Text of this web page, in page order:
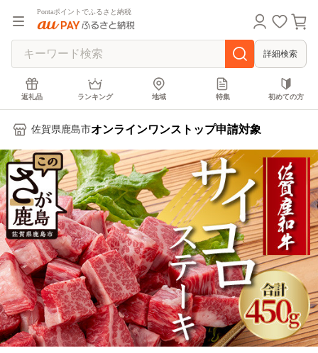
Pontaポイントでふるさと納税
詳細検索
返礼品 ランキング 地域 特集 初めての方
佐賀県鹿島市オンラインワンストップ申請対象